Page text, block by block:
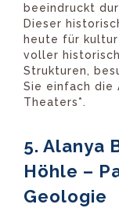
beeindruckt
Dieser
heute für
voller
Strukturen,
Sie einfach die
Theaters*.
5. Alanya
Höhle –
Geologie